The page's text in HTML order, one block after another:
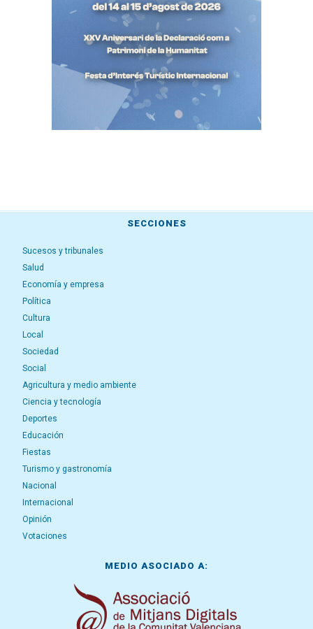
SECCIONES
Sucesos y tribunales
Salud
Economía y empresa
Política
Cultura
Local
Sociedad
Social
Agricultura y medio ambiente
Ciencia y tecnología
Deportes
Educación
Fiestas
Turismo y gastronomía
Nacional
Internacional
Opinión
Votaciones
MEDIO ASOCIADO A: